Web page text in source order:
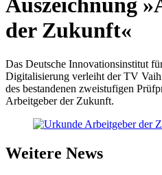
Auszeichnung
der Zukunft«
Das Deutsche Innovationsinstitut
Digitalisierung verleiht der TV
des bestandenen zweistufigen
Arbeitgeber der Zukunft.
Weitere News